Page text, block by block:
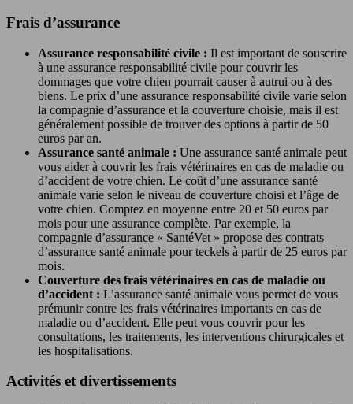
Frais d’assurance
Assurance responsabilité civile : Il est important de souscrire
à une assurance responsabilité civile pour couvrir les
dommages que votre chien pourrait causer à autrui ou à des
biens. Le prix d’une assurance responsabilité civile varie selon
la compagnie d’assurance et la couverture choisie, mais il est
généralement possible de trouver des options à partir de 50
euros par an.
Assurance santé animale : Une assurance santé animale peut
vous aider à couvrir les frais vétérinaires en cas de maladie ou
d’accident de votre chien. Le coût d’une assurance santé
animale varie selon le niveau de couverture choisi et l’âge de
votre chien. Comptez en moyenne entre 20 et 50 euros par
mois pour une assurance complète. Par exemple, la
compagnie d’assurance « SantéVet » propose des contrats
d’assurance santé animale pour teckels à partir de 25 euros par
mois.
Couverture des frais vétérinaires en cas de maladie ou
d’accident : L’assurance santé animale vous permet de vous
prémunir contre les frais vétérinaires importants en cas de
maladie ou d’accident. Elle peut vous couvrir pour les
consultations, les traitements, les interventions chirurgicales et
les hospitalisations.
Activités et divertissements